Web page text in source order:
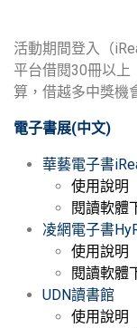
活動期間登入（
平台借閱30冊以上
算，借越多中獎機
電子書展(中文)
華藝電子書
使用說明
閱讀軟體
凌網電子書
使用說明
閱讀軟體
UDN讀書館
使用說明